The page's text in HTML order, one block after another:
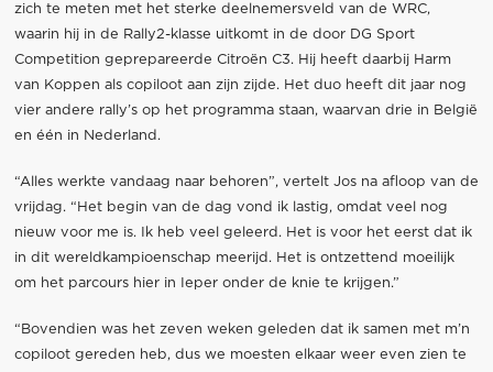
zich te meten met het sterke deelnemersveld van de WRC,
waarin hij in de Rally2-klasse uitkomt in de door DG Sport
Competition geprepareerde Citroën C3. Hij heeft daarbij Harm
van Koppen als copiloot aan zijn zijde. Het duo heeft dit jaar nog
vier andere rally’s op het programma staan, waarvan drie in België
en één in Nederland.
“Alles werkte vandaag naar behoren”, vertelt Jos na afloop van de
vrijdag. “Het begin van de dag vond ik lastig, omdat veel nog
nieuw voor me is. Ik heb veel geleerd. Het is voor het eerst dat ik
in dit wereldkampioenschap meerijd. Het is ontzettend moeilijk
om het parcours hier in Ieper onder de knie te krijgen.”
“Bovendien was het zeven weken geleden dat ik samen met m’n
copiloot gereden heb, dus we moesten elkaar weer even zien te